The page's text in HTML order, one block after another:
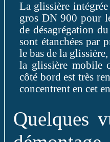
La glissière
gros DN 900 pour
de désagrégation
sont étanchées par
le bas de la
la glissière mobile
côté bord est très
concentrent en cet
Quelques